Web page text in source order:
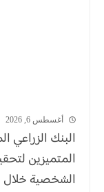
أغسطس 6, 2026
البنك
المتميزين
الشخصية خلال